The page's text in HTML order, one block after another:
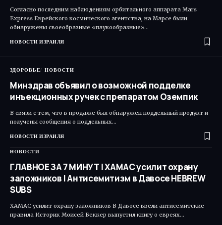
Согласно последним наблюдениям орбитального аппарата Mars
Express Еврейского космического агентства, на Марсе были
обнаружены своеобразные «паукообразные»…
НОВОСТИ ИЗРАИЛЯ
ЗДОРОВЬЕ НОВОСТИ
Минздрав объявил о возможной подделке
инъекционных ручек с препаратом Оземпик
В связи с тем, что в продаже был обнаружен поддельный продукт и
получены сообщения о поддельных…
НОВОСТИ ИЗРАИЛЯ
НОВОСТИ
ГЛАВНОЕ ЗА 7 МИНУТ | ХАМАС усилит охрану
заложников | Антисемитизм в Давосе HEBREW
SUBS
ХАМАС усилит охрану заложников В Давосе ввели антисемитские
правила Историк Моисей Беккер выпустил книгу о евреях…